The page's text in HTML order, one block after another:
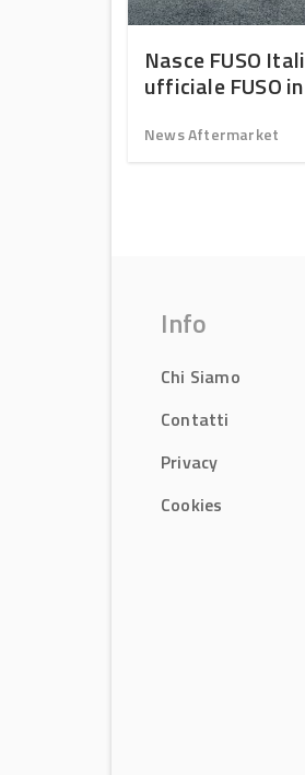
Nasce FUSO
ufficiale FUSO
News Aftermarket
Info
Chi Siamo
Contatti
Privacy
Cookies